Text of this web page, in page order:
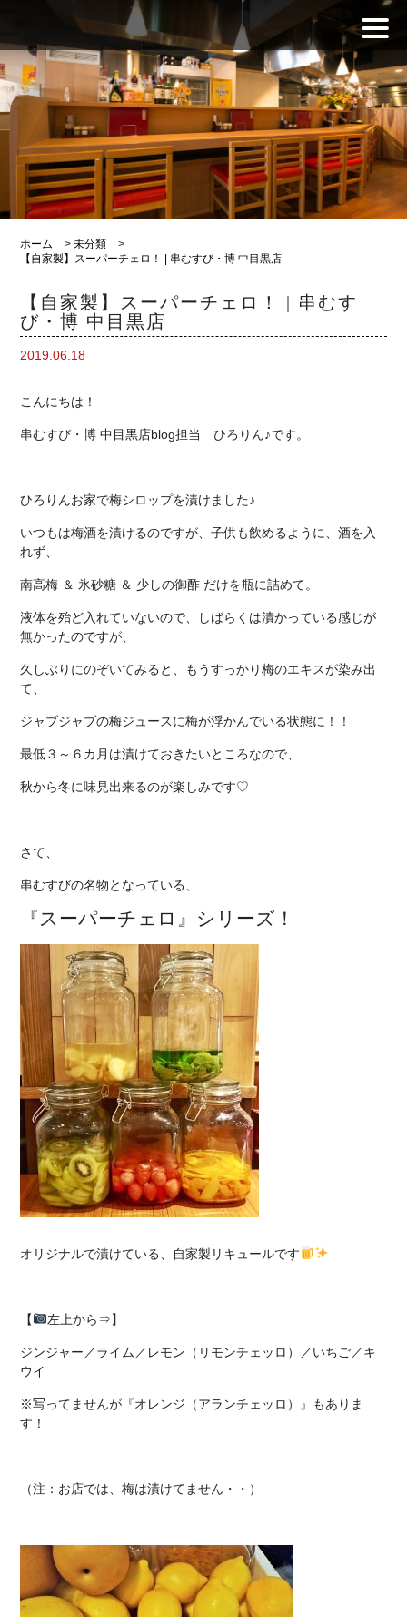
ホーム >未分類
>
【自家製】スーパーチェロ！ | 串むすび・博 中目黒店
【自家製】スーパーチェロ！ | 串むす
び・博 中目黒店
2019.06.18
こんにちは！
串むすび・博 中目黒店blog担当ひろりん♪です。
ひろりんお家で梅シロップを漬けました♪
いつもは梅酒を漬けるのですが、子供も飲めるように、酒を入
れず、
南高梅 ＆ 氷砂糖 ＆ 少しの御酢 だけを瓶に詰めて。
液体を殆ど入れていないので、しばらくは漬かっている感じが
無かったのですが、
久しぶりにのぞいてみると、もうすっかり梅のエキスが染み出
て、
ジャブジャブの梅ジュースに梅が浮かんでいる状態に！！
最低３～６カ月は漬けておきたいところなので、
秋から冬に味見出来るのが楽しみです♡
さて、
串むすびの名物となっている、
『スーパーチェロ』シリーズ！
オリジナルで漬けている、自家製リキュールです
【 左上から⇒】
ジンジャー／ライム／レモン（リモンチェッロ）／いちご／キ
ウイ
※写ってませんが『オレンジ（アランチェッロ）』もありま
す！
（注：お店では、梅は漬けてません・・）